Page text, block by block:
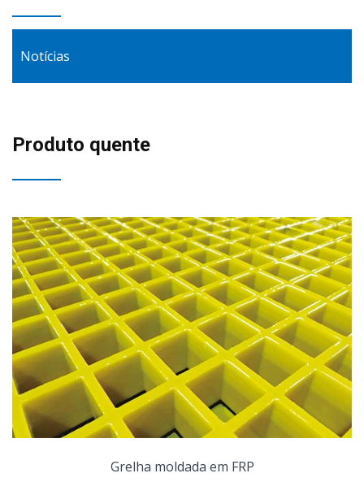
Notícias
Produto quente
Grelha moldada em FRP